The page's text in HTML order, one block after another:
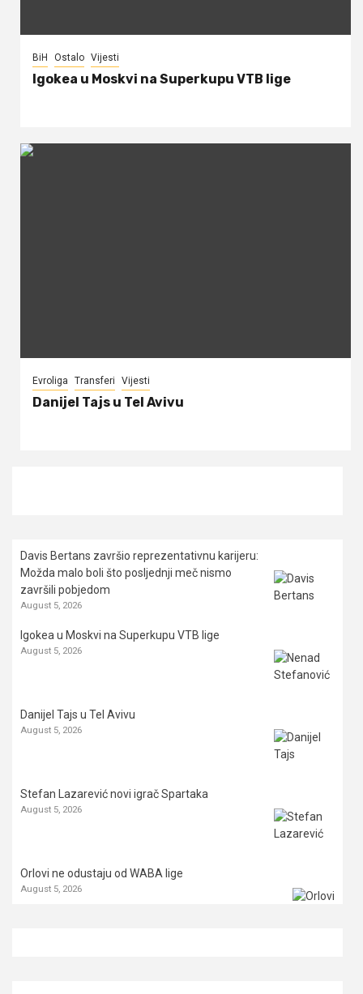
BiH Ostalo Vijesti
Igokea u Moskvi na Superkupu VTB lige
Evroliga Transferi Vijesti
Danijel Tajs u Tel Avivu
Davis Bertans završio reprezentativnu karijeru:
Možda malo boli što posljednji meč nismo
završili pobjedom
August 5, 2026
Igokea u Moskvi na Superkupu VTB lige
August 5, 2026
Danijel Tajs u Tel Avivu
August 5, 2026
Stefan Lazarević novi igrač Spartaka
August 5, 2026
Orlovi ne odustaju od WABA lige
August 5, 2026